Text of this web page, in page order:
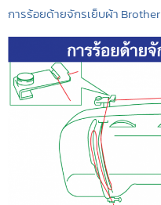
การร้อยด้ายจักรเย็บผ้า Brother